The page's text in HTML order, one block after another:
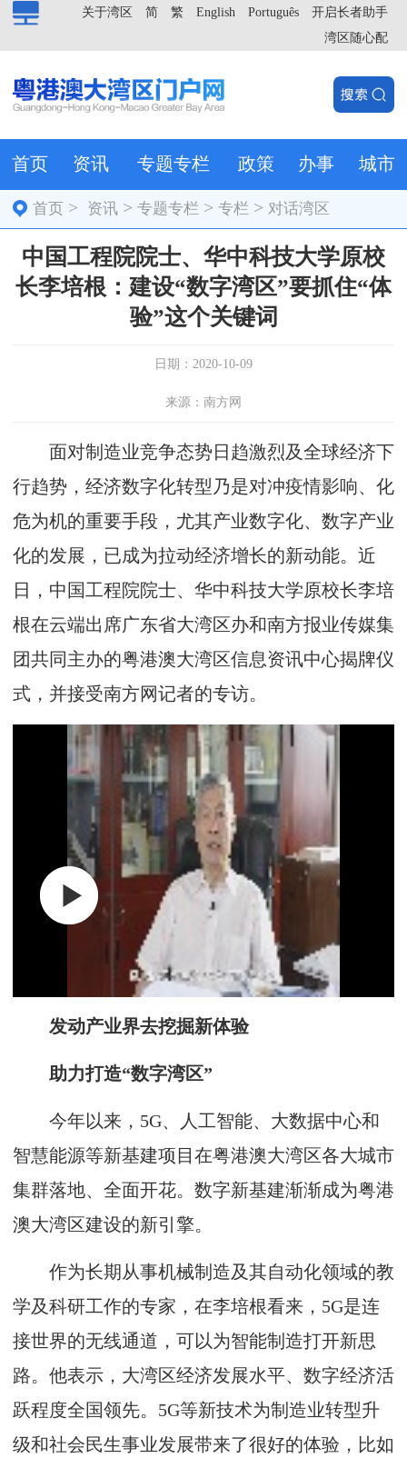
开启长者助手
Português
English
繁
简
关于湾区
湾区随心配
首页 资讯 专题专栏 政策 办事 城市
首页 > 资讯 >专题专栏 >专栏 > 对话湾区
中国工程院院士、华中科技大学原校
长李培根：建设“数字湾区”要抓住“体
验”这个关键词
日期：2020-10-09
来源：南方网
面对制造业竞争态势日趋激烈及全球经济下
行趋势，经济数字化转型乃是对冲疫情影响、化
危为机的重要手段，尤其产业数字化、数字产业
化的发展，已成为拉动经济增长的新动能。近
日，中国工程院院士、华中科技大学原校长李培
根在云端出席广东省大湾区办和南方报业传媒集
团共同主办的粤港澳大湾区信息资讯中心揭牌仪
式，并接受南方网记者的专访。
发动产业界去挖掘新体验
助力打造“数字湾区”
今年以来，5G、人工智能、大数据中心和
智慧能源等新基建项目在粤港澳大湾区各大城市
集群落地、全面开花。数字新基建渐渐成为粤港
澳大湾区建设的新引擎。
作为长期从事机械制造及其自动化领域的教
学及科研工作的专家，在李培根看来，5G是连
接世界的无线通道，可以为智能制造打开新思
路。他表示，大湾区经济发展水平、数字经济活
跃程度全国领先。5G等新技术为制造业转型升
级和社会民生事业发展带来了很好的体验，比如